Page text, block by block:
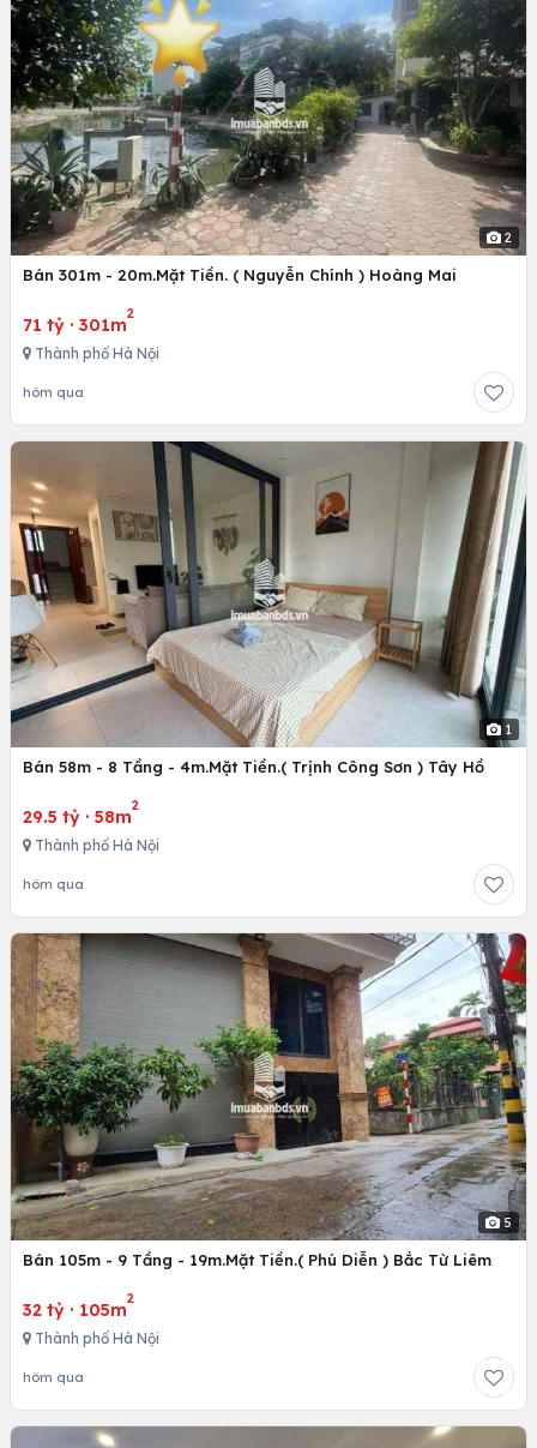
2
Bán 301m - 20m.Mặt Tiền. ( Nguyễn Chính ) Hoàng Mai
71 tỷ · 301m
2
Thành phố Hà Nội
hôm qua
1
Bán 58m - 8 Tầng - 4m.Mặt Tiền.( Trịnh Công Sơn ) Tây Hồ
29.5 tỷ · 58m
2
Thành phố Hà Nội
hôm qua
5
Bán 105m - 9 Tầng - 19m.Mặt Tiền.( Phú Diễn ) Bắc Từ Liêm
32 tỷ · 105m
2
Thành phố Hà Nội
hôm qua